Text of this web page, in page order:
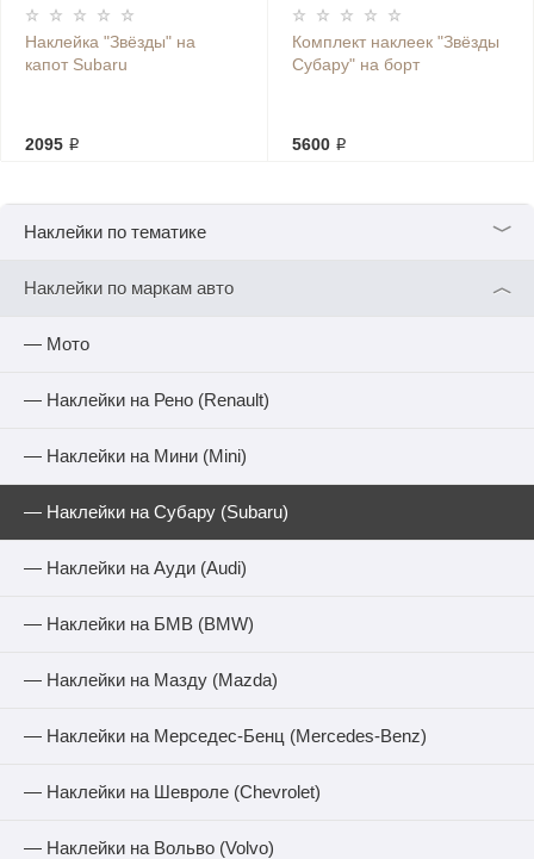
Наклейка "Звёзды" на
капот Subaru
2095 ₽
Комплект наклеек "Звёзды
Субару" на борт
5600 ₽
Наклейки по тематике ﹀
Наклейки по маркам авто ︿
— Мото
— Наклейки на Рено (Renault)
— Наклейки на Мини (Mini)
— Наклейки на Субару (Subaru)
— Наклейки на Ауди (Audi)
— Наклейки на БМВ (BMW)
— Наклейки на Мазду (Mazda)
— Наклейки на Мерседес-Бенц (Mercedes-Benz)
— Наклейки на Шевроле (Chevrolet)
— Наклейки на Вольво (Volvo)